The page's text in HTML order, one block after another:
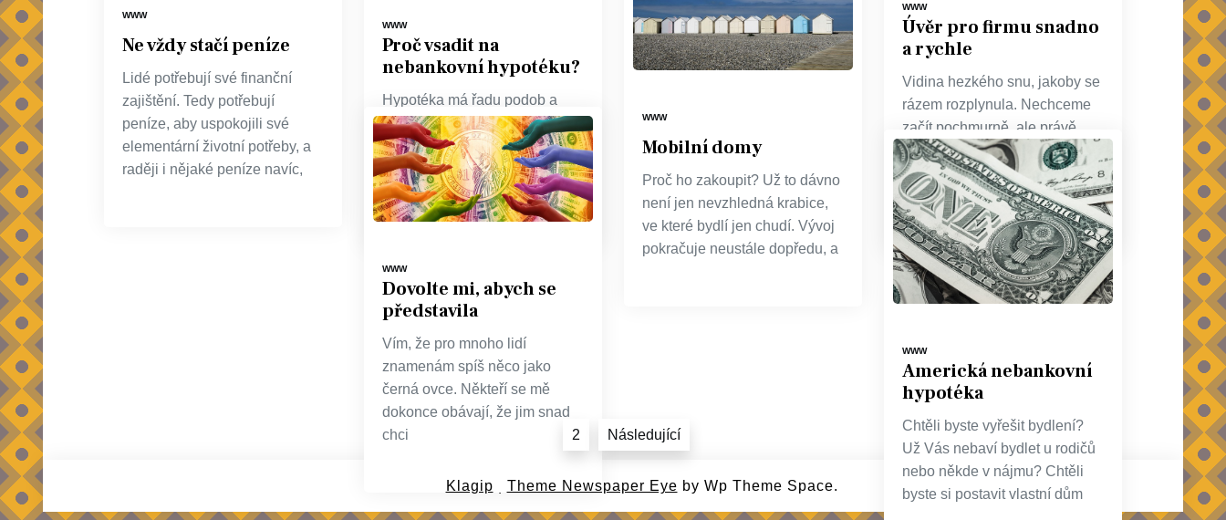
WWW
Proč vsadit na
nebankovní hypotéku?
Hypotéka má řadu podob a
určitě není pravidlem, že musí
být sjednána jen za účelem
pořízení vlastního bydlení.
Hypotéka je
WWW
Úvěr pro firmu snadno
a rychle
Vidina hezkého snu, jakoby se
rázem rozplynula. Nechceme
začít pochmurně, ale právě
zoufalství, špatná finanční
situace, krach nebo podnikání
kde
WWW
Ne vždy stačí peníze
Lidé potřebují své finanční
zajištění. Tedy potřebují
peníze, aby uspokojili své
elementární životní potřeby, a
raději i nějaké peníze navíc,
WWW
Mobilní domy
Proč ho zakoupit? Už to dávno
není jen nevzhledná krabice,
ve které bydlí jen chudí. Vývoj
pokračuje neustále dopředu, a
WWW
Dovolte mi, abych se
představila
Vím, že pro mnoho lidí
znamenám spíš něco jako
černá ovce. Někteří se mě
dokonce obávají, že jim snad
chci
WWW
Americká nebankovní
hypotéka
Chtěli byste vyřešit bydlení?
Už Vás nebaví bydlet u rodičů
nebo někde v nájmu? Chtěli
byste si postavit vlastní dům
2 Následující
Klagip Theme Newspaper Eye by Wp Theme Space.